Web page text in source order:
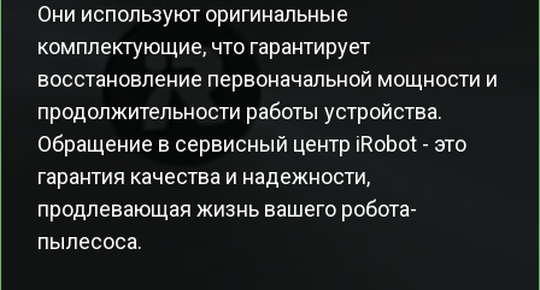
Они используют оригинальные
комплектующие, что гарантирует
восстановление первоначальной мощности и
продолжительности работы устройства.
Обращение в сервисный центр iRobot - это
гарантия качества и надежности,
продлевающая жизнь вашего робота-
пылесоса.